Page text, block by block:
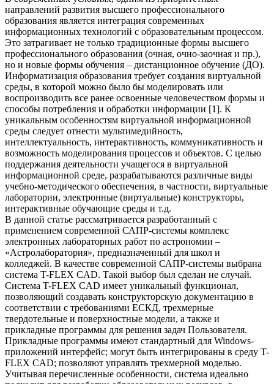
направлений развития высшего профессионального
образования является интеграция современных
информационных технологий с образовательным процессом.
Это затрагивает не только традиционные формы высшего
профессионального образования (очная, очно-заочная и пр.),
но и новые формы обучения – дистанционное обучение (ДО).
Информатизация образования требует создания виртуальной
среды, в которой можно было бы моделировать или
воспроизводить все ранее освоенные человечеством формы и
способы потребления и обработки информации [1]. К
уникальным особенностям виртуальной информационной
среды следует отнести мультимедийность,
интеллектуальность, интерактивность, коммуникативность и
возможность моделирования процессов и объектов. С целью
поддержания деятельности учащегося в виртуальной
информационной среде, разрабатываются различные виды
учебно-методического обеспечения, в частности, виртуальные
лаборатории, электронные (виртуальные) конструкторы,
интерактивные обучающие среды и т.д.
В данной статье рассматривается разработанный с
применением современной САПР-системы комплекс
электронных лабораторных работ по астрономии –
«Астролаборатория», предназначенный для школ и
колледжей. В качестве современной САПР-системы выбрана
система T-FLEX CAD. Такой выбор был сделан не случай.
Система T-FLEX CAD имеет уникальный функционал,
позволяющий создавать конструкторскую документацию в
соответствии с требованиями ЕСКД, трехмерные
твердотельные и поверхностные модели, а также и
прикладные программы для решения задач Пользователя.
Прикладные программы имеют стандартный для Windows-
приложений интерфейс; могут быть интегрированы в среду T-
FLEX CAD; позволяют управлять трехмерной моделью.
Учитывая перечисленные особенности, система идеально